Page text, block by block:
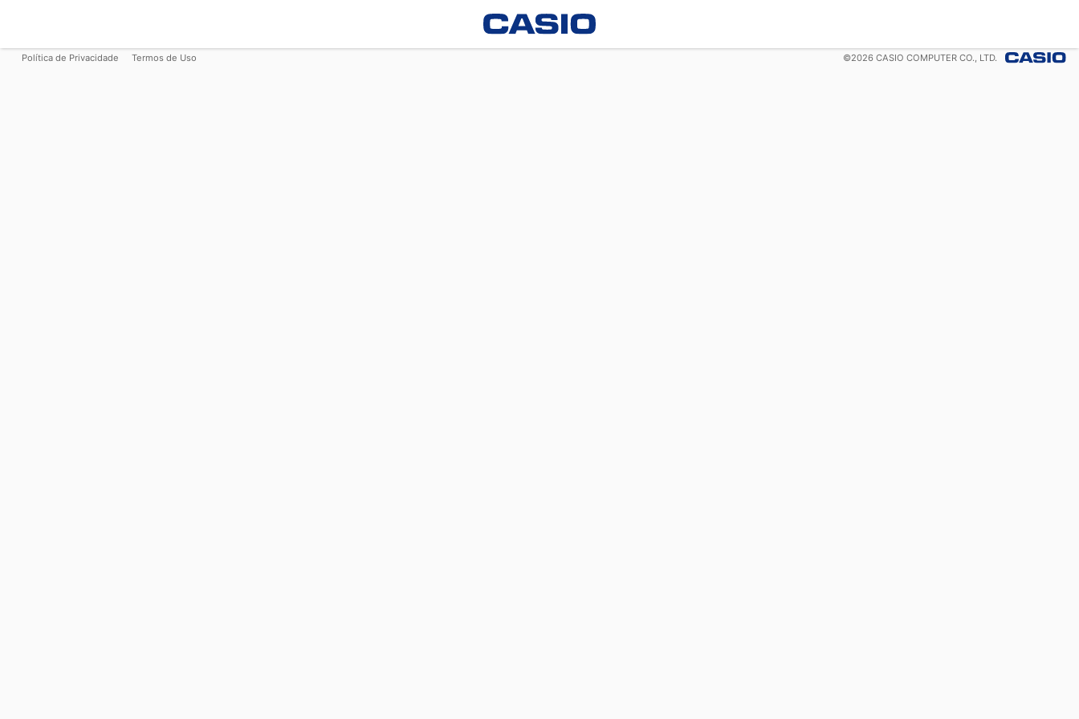
Política de Privacidade Termos de Uso ©2026 CASIO COMPUTER CO., LTD.